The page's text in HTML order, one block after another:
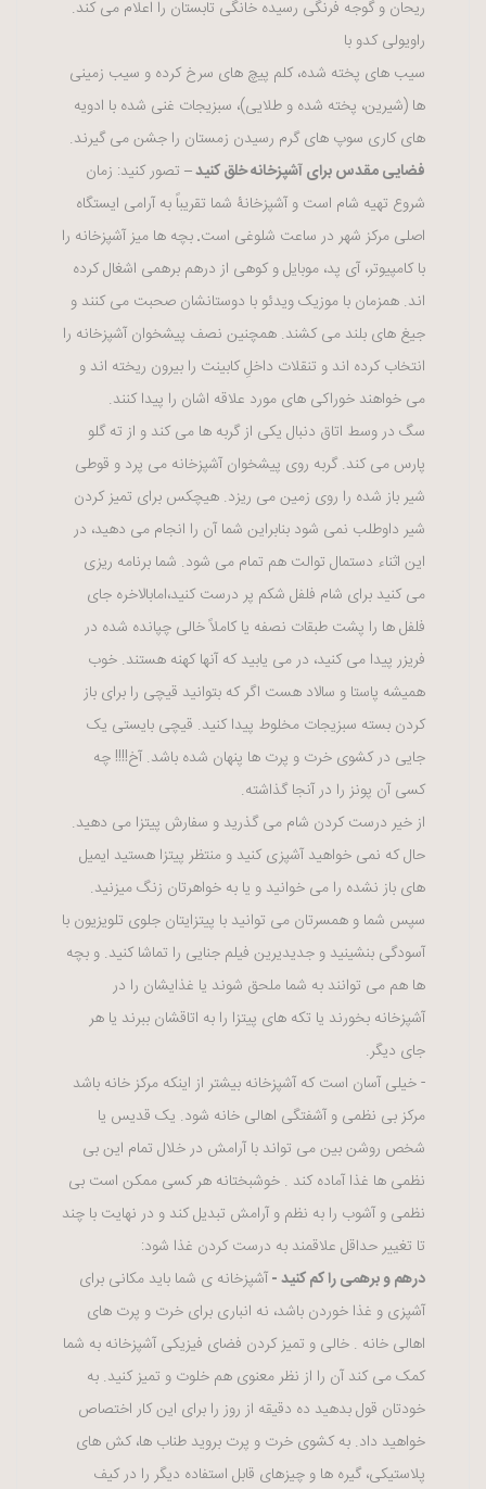
ریحان و گوجه فرنگی رسیده خانگی تابستان را اعلام می کند.
راویولی کدو با
سیب های پخته شده، کلم پیچ های سرخ کرده و سیب زمینی
ها (شیرین، پخته شده و طلایی)، سبزیجات غنی شده با ادویه
های کاری سوپ های گرم رسیدن زمستان را جشن می گیرند.
فضایی مقدس برای آشپزخانه خلق کنید – تصور کنید: زمان
شروع تهیه شام است و آشپزخانۀ شما تقریباً به آرامی ایستگاه
اصلی مرکز شهر در ساعت شلوغی است.بچه ها میز آشپزخانه را
با کامپیوتر، آی پد، موبایل و کوهی از درهم برهمی اشغال کرده
اند. همزمان با موزیک ویدئو با دوستانشان صحبت می کنند و
جیغ های بلند می کشند. همچنین نصف پیشخوان آشپزخانه را
انتخاب کرده اند و تنقلات داخلِ کابینت را بیرون ریخته اند و
می خواهند خوراکی های مورد علاقه اشان را پیدا کنند.
سگ در وسط اتاق دنبال یکی از گربه ها می کند و از ته گلو
پارس می کند. گربه روی پیشخوان آشپزخانه می پرد و قوطی
شیر باز شده را روی زمین می ریزد. هیچکس برای تمیز کردن
شیر داوطلب نمی شود بنابراین شما آن را انجام می دهید، در
این اثناء دستمال توالت هم تمام می شود. شما برنامه ریزی
می کنید برای شام فلفل شکم پر درست کنید،امابالاخره جای
فلفل ها را پشت طبقات نصفه یا کاملاً خالی چپانده شده در
فریزر پیدا می کنید، در می یابید که آنها کهنه هستند. خوب
همیشه پاستا و سالاد هست اگر که بتوانید قیچی را برای باز
کردن بسته سبزیجات مخلوط پیدا کنید. قیچی بایستی یک
جایی در کشوی خرت و پرت ها پنهان شده باشد. آخ!!!! چه
کسی آن پونز را در آنجا گذاشته.
از خیر درست کردن شام می گذرید و سفارش پیتزا می دهید.
حال که نمی خواهید آشپزی کنید و منتظر پیتزا هستید ایمیل
های باز نشده را می خوانید و یا به خواهرتان زنگ میزنید.
سپس شما و همسرتان می توانید با پیتزایتان جلوی تلویزیون با
آسودگی بنشینید و جدیدیرین فیلم جنایی را تماشا کنید. و بچه
ها هم می توانند به شما ملحق شوند یا غذایشان را در
آشپزخانه بخورند یا تکه های پیتزا را به اتاقشان ببرند یا هر
جای دیگر.
- خیلی آسان است که آشپزخانه بیشتر از اینکه مرکز خانه باشد
مرکز بی نظمی و آشفتگی اهالی خانه شود. یک قدیس یا
شخص روشن بین می تواند با آرامش در خلال تمام این بی
نظمی ها غذا آماده کند . خوشبختانه هر کسی ممکن است بی
نظمی و آشوب را به نظم و آرامش تبدیل کند و در نهایت با چند
تا تغییر حداقل علاقمند به درست کردن غذا شود:
درهم و برهمی را کم کنید -آشپزخانه ی شما باید مکانی برای
آشپزی و غذا خوردن باشد، نه انباری برای خرت و پرت های
اهالی خانه . خالی و تمیز کردن فضای فیزیکی آشپزخانه به شما
کمک می کند آن را از نظر معنوی هم خلوت و تمیز کنید. به
خودتان قول بدهید ده دقیقه از روز را برای این کار اختصاص
خواهید داد. به کشوی خرت و پرت بروید طناب ها، کش های
پلاستیکی، گیره ها و چیزهای قابل استفاده دیگر را در کیف